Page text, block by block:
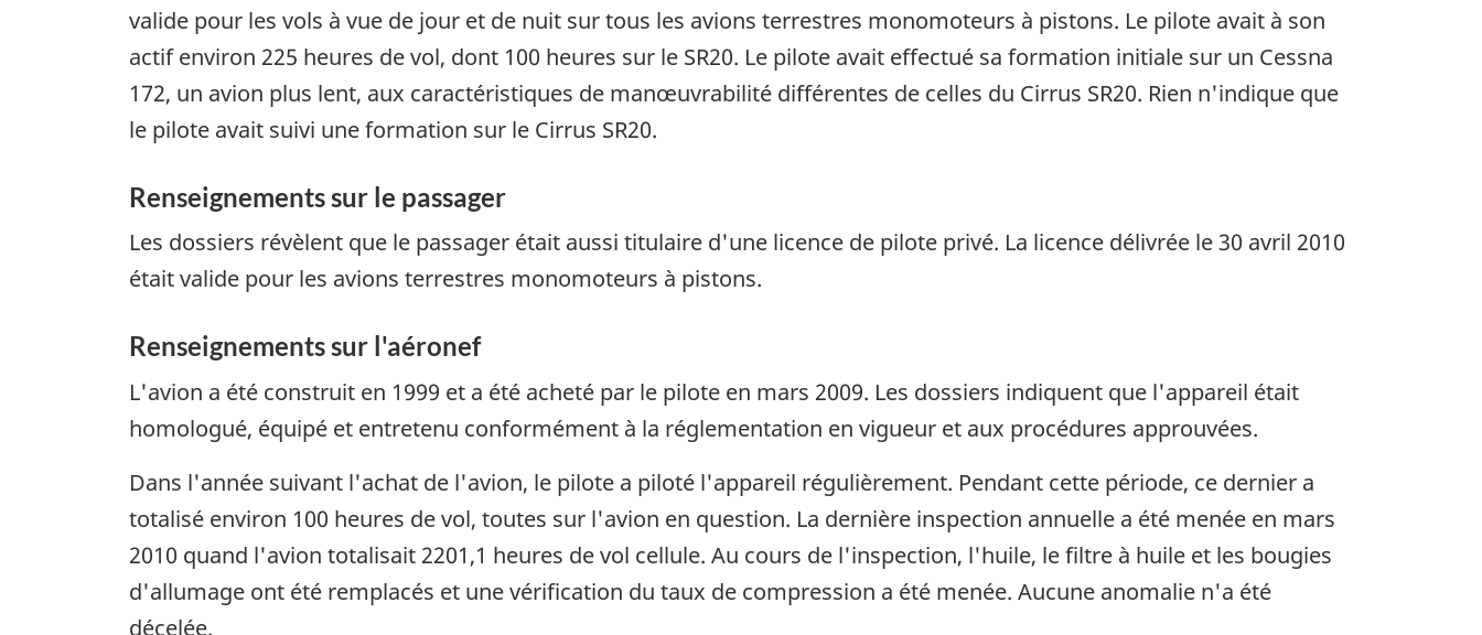
valide pour les vols à vue de jour et de nuit sur tous les avions terrestres monomoteurs à pistons. Le pilote avait à son
actif environ 225 heures de vol, dont 100 heures sur le SR20. Le pilote avait effectué sa formation initiale sur un Cessna
172, un avion plus lent, aux caractéristiques de manœuvrabilité différentes de celles du Cirrus SR20. Rien n'indique que
le pilote avait suivi une formation sur le Cirrus SR20.
Renseignements sur le passager
Les dossiers révèlent que le passager était aussi titulaire d'une licence de pilote privé. La licence délivrée le 30 avril 2010
était valide pour les avions terrestres monomoteurs à pistons.
Renseignements sur l'aéronef
L'avion a été construit en 1999 et a été acheté par le pilote en mars 2009. Les dossiers indiquent que l'appareil était
homologué, équipé et entretenu conformément à la réglementation en vigueur et aux procédures approuvées.
Dans l'année suivant l'achat de l'avion, le pilote a piloté l'appareil régulièrement. Pendant cette période, ce dernier a
totalisé environ 100 heures de vol, toutes sur l'avion en question. La dernière inspection annuelle a été menée en mars
2010 quand l'avion totalisait 2201,1 heures de vol cellule. Au cours de l'inspection, l'huile, le filtre à huile et les bougies
d'allumage ont été remplacés et une vérification du taux de compression a été menée. Aucune anomalie n'a été
décelée.